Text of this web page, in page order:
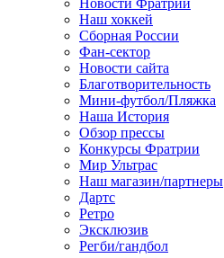
Новости Фратрии
Наш хоккей
Сборная России
Фан-cектор
Новости сайта
Благотворительность
Мини-футбол/Пляжка
Наша История
Обзор прессы
Конкурсы Фратрии
Мир Ультрас
Наш магазин/партнеры
Дартс
Ретро
Эксклюзив
Регби/гандбол